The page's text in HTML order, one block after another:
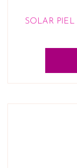
SOLAR